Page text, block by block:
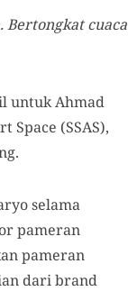
Bertongkat cuaca
untuk Ahmad
Space (SSAS),
selama
pameran
pameran
dari brand